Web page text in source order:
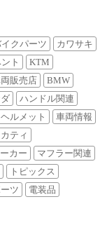
クパーツ
カワサキ
ト
KTM
販売店
BMW
ハンドル関連
ヘルメット
車両情報
カティ
カー
マフラー関連
トピックス
ツ
電装品